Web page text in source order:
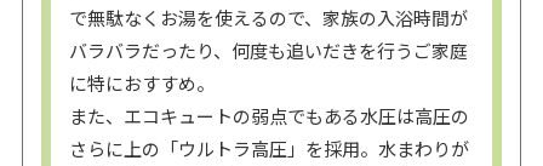
で無駄なくお湯を使えるので、家族の入浴時間が
バラバラだったり、何度も追いだきを行うご家庭
に特におすすめ。
また、エコキュートの弱点でもある水圧は高圧の
さらに上の「ウルトラ高圧」を採用。水まわりが